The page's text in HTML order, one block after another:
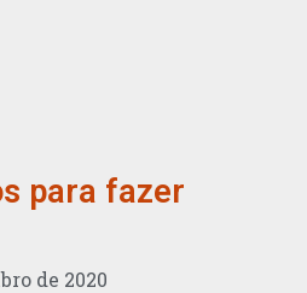
para fazer
de 2020